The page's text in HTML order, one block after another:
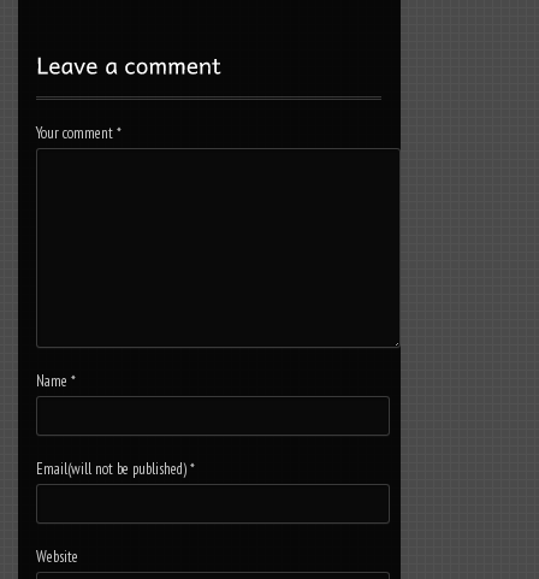
Your comment*
Name*
Email(will not be published)*
Website